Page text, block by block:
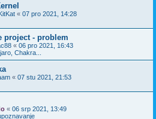
« 07 pro 2021, 14:28
project - problem
« 06 pro 2021, 16:43
Chakra...
« 07 stu 2021, 21:53
« 06 srp 2021, 13:49